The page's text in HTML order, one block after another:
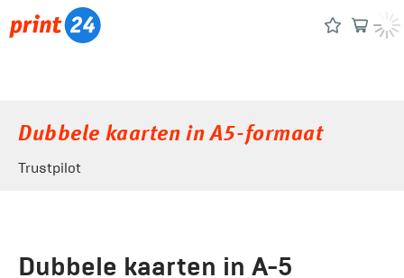
Dubbele kaarten in A5-formaat
Trustpilot
Dubbele kaarten in A-5